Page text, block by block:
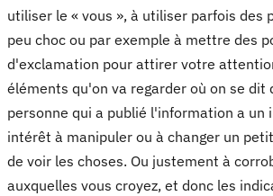
utiliser le « vous », à utiliser parfois des
peu choc ou par exemple à mettre des
d'exclamation pour attirer votre
éléments qu'on va regarder où on se dit
personne qui a publié l'information a un
intérêt à manipuler ou à changer un
de voir les choses. Ou justement à
auxquelles vous croyez, et donc les